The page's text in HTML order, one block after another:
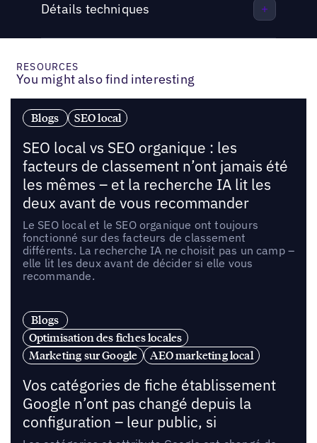
Détails techniques
RESOURCES
You might also find interesting
Blogs SEO local
SEO local vs SEO organique : les
facteurs de classement n’ont jamais été
les mêmes – et la recherche IA lit les
deux avant de vous recommander
Le SEO local et le SEO organique ont toujours
fonctionné sur des facteurs de classement
différents. La recherche IA ne choisit pas un camp –
elle lit les deux avant de décider si elle vous
recommande.
Blogs
Optimisation des fiches locales
Marketing sur Google
AEO marketing local
Vos catégories de fiche établissement
Google n’ont pas changé depuis la
configuration – leur public, si